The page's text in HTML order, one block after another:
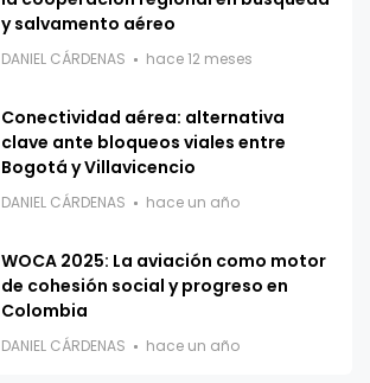
y salvamento aéreo
DANIEL CÁRDENAS hace 12 meses
Conectividad aérea: alternativa
clave ante bloqueos viales entre
Bogotá y Villavicencio
DANIEL CÁRDENAS hace un año
WOCA 2025: La aviación como motor
de cohesión social y progreso en
Colombia
DANIEL CÁRDENAS hace un año